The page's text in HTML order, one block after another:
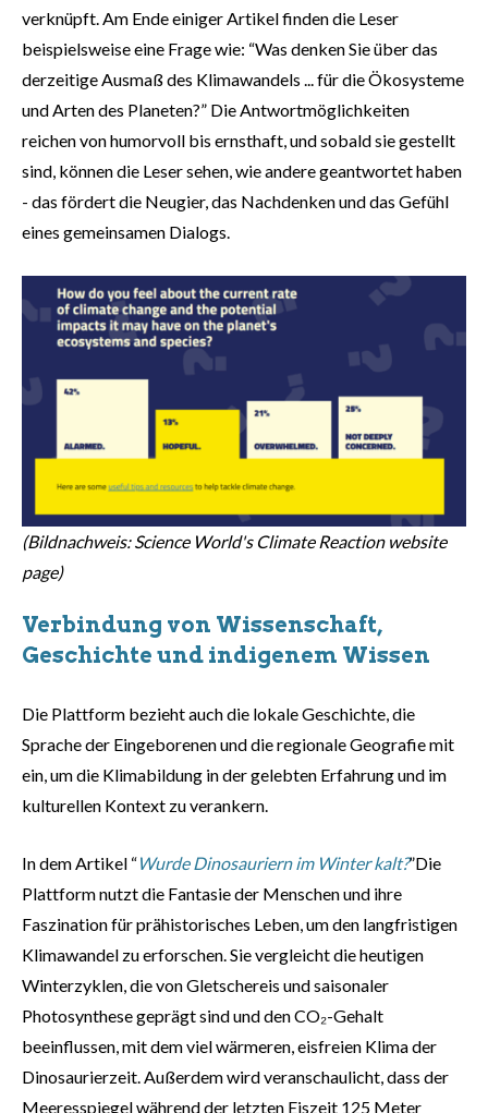
verknüpft. Am Ende einiger Artikel finden die Leser
beispielsweise eine Frage wie: “Was denken Sie über das
derzeitige Ausmaß des Klimawandels ... für die Ökosysteme
und Arten des Planeten?” Die Antwortmöglichkeiten
reichen von humorvoll bis ernsthaft, und sobald sie gestellt
sind, können die Leser sehen, wie andere geantwortet haben
- das fördert die Neugier, das Nachdenken und das Gefühl
eines gemeinsamen Dialogs.
(Bildnachweis: Science World's Climate Reaction website
page)
Verbindung von Wissenschaft,
Geschichte und indigenem Wissen
Die Plattform bezieht auch die lokale Geschichte, die
Sprache der Eingeborenen und die regionale Geografie mit
ein, um die Klimabildung in der gelebten Erfahrung und im
kulturellen Kontext zu verankern.
In dem Artikel “Wurde Dinosauriern im Winter kalt?”Die
Plattform nutzt die Fantasie der Menschen und ihre
Faszination für prähistorisches Leben, um den langfristigen
Klimawandel zu erforschen. Sie vergleicht die heutigen
Winterzyklen, die von Gletschereis und saisonaler
Photosynthese geprägt sind und den CO₂-Gehalt
beeinflussen, mit dem viel wärmeren, eisfreien Klima der
Dinosaurierzeit. Außerdem wird veranschaulicht, dass der
Meeresspiegel während der letzten Eiszeit 125 Meter